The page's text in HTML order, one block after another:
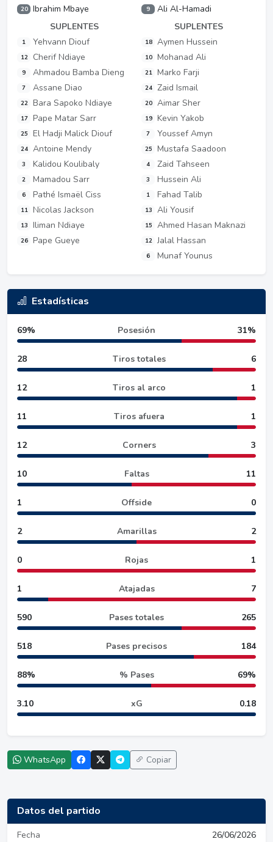
20
Ibrahim Mbaye
SUPLENTES
1 Yehvann Diouf
12 Cherif Ndiaye
9 Ahmadou Bamba Dieng
7 Assane Diao
22 Bara Sapoko Ndiaye
17 Pape Matar Sarr
25 El Hadji Malick Diouf
24 Antoine Mendy
3 Kalidou Koulibaly
2 Mamadou Sarr
6 Pathé Ismaël Ciss
11 Nicolas Jackson
13 Iliman Ndiaye
26 Pape Gueye
9
Ali Al-Hamadi
SUPLENTES
18 Aymen Hussein
10 Mohanad Ali
21 Marko Farji
24 Zaid Ismail
20 Aimar Sher
19 Kevin Yakob
7 Youssef Amyn
25 Mustafa Saadoon
4 Zaid Tahseen
3 Hussein Ali
1 Fahad Talib
13 Ali Yousif
15 Ahmed Hasan Maknazi
12 Jalal Hassan
6 Munaf Younus
Estadísticas
69% Posesión 31%
28 Tiros totales 6
12 Tiros al arco 1
11 Tiros afuera 1
12 Corners 3
10 Faltas 11
1 Offside 0
2 Amarillas 2
0 Rojas 1
1 Atajadas 7
590 Pases totales 265
518 Pases precisos 184
88% % Pases 69%
3.10 xG 0.18
WhatsApp Copiar
Datos del partido
Fecha
26/06/2026